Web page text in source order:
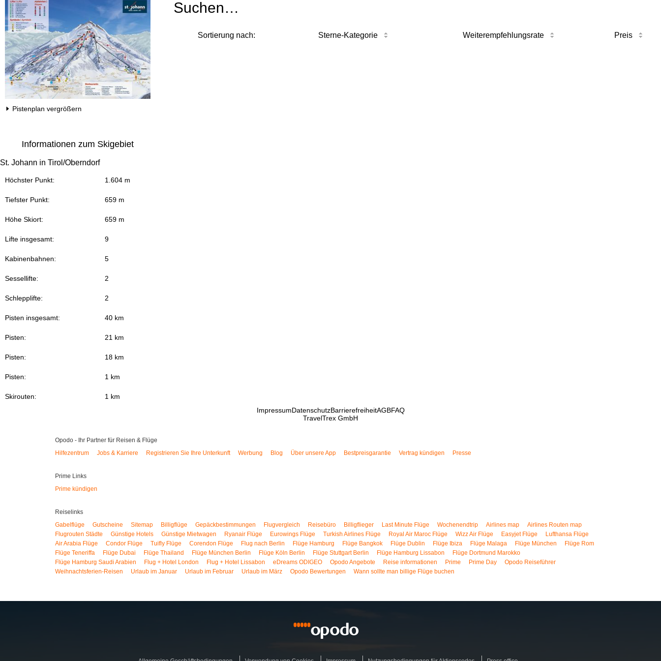
Pistenplan vergrößern
Informationen zum Skigebiet
St. Johann in Tirol/Oberndorf
Höchster Punkt: 1.604 m
Tiefster Punkt: 659 m
Höhe Skiort: 659 m
Lifte insgesamt: 9
Kabinenbahnen: 5
Sessellifte: 2
Schlepplifte: 2
Pisten insgesamt: 40 km
Pisten: 21 km
Pisten: 18 km
Pisten: 1 km
Skirouten: 1 km
Suchen…
Sortierung nach: Sterne-Kategorie Weiterempfehlungsrate Preis
ImpressumDatenschutzBarrierefreiheitAGBFAQ
TravelTrex GmbH